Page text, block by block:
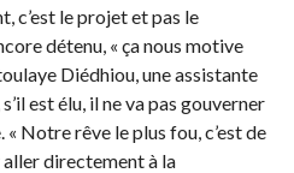
c’est le projet et pas le
détenu, « ça nous motive
Diédhiou, une assistante
est élu, il ne va pas gouverner
Notre rêve le plus fou, c’est de
directement à la